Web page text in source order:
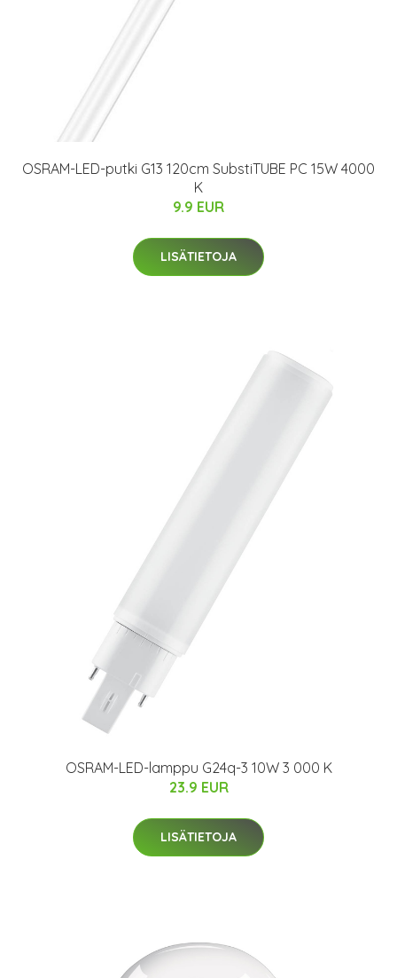
OSRAM-LED-putki G13 120cm SubstiTUBE PC 15W 4000
K
9.9 EUR
LISÄTIETOJA
OSRAM-LED-lamppu G24q-3 10W 3 000 K
23.9 EUR
LISÄTIETOJA